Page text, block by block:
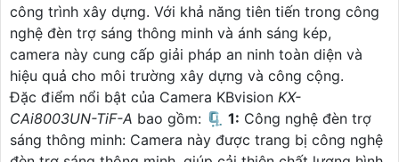
công trình xây dựng. Với khả năng tiên tiến trong công
nghệ đèn trợ sáng thông minh và ánh sáng kép,
camera này cung cấp giải pháp an ninh toàn diện và
hiệu quả cho môi trường xây dựng và công cộng.
Đặc điểm nổi bật của Camera KBvision KX-
CAi8003UN-TiF-A bao gồm: 🗜️ 1: Công nghệ đèn trợ
sáng thông minh: Camera này được trang bị công nghệ